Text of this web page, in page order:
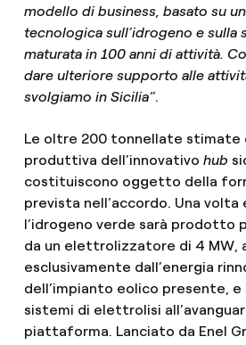
modello di business, basato su
tecnologica sull’idrogeno e sulla
maturata in 100 anni di attività.
dare ulteriore supporto alle
svolgiamo in Sicilia”.
Le oltre 200 tonnellate stimate
produttiva dell’innovativo hub
costituiscono oggetto della
prevista nell’accordo. Una
l’idrogeno verde sarà prodotto
da un elettrolizzatore di 4 MW,
esclusivamente dall’energia
dell’impianto eolico presente,
sistemi di elettrolisi
piattaforma. Lanciato da Enel